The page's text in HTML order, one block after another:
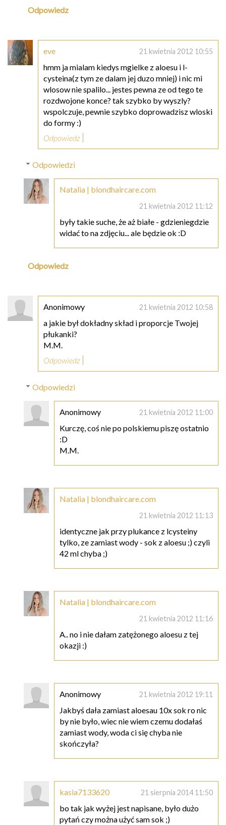
Odpowiedz
eve 21 kwietnia 2012 10:55
hmm ja mialam kiedys mgielke z aloesu i l-
cysteina(z tym ze dalam jej duzo mniej) i nic mi
wlosow nie spalilo... jestes pewna ze od tego te
rozdwojone konce? tak szybko by wyszly?
wspolczuje, pewnie szybko doprowadzisz wloski
do formy :)
Odpowiedz
Odpowiedzi
Natalia | blondhaircare.com
21 kwietnia 2012 11:12
były takie suche, że aż białe - gdzieniegdzie
widać to na zdjęciu... ale będzie ok :D
Odpowiedz
Anonimowy 21 kwietnia 2012 10:58
a jakie był dokładny skład i proporcje Twojej
płukanki?
M.M.
Odpowiedz
Odpowiedzi
Anonimowy 21 kwietnia 2012 11:00
Kurczę, coś nie po polskiemu piszę ostatnio
:D
M.M.
Natalia | blondhaircare.com
21 kwietnia 2012 11:13
identyczne jak przy plukance z lcysteiny
tylko, ze zamiast wody - sok z aloesu ;) czyli
42 ml chyba ;)
Natalia | blondhaircare.com
21 kwietnia 2012 11:16
A.. no i nie dałam zatężonego aloesu z tej
okazji :)
Anonimowy 21 kwietnia 2012 19:11
Jakbyś dała zamiast aloesau 10x sok ro nic
by nie było, wiec nie wiem czemu dodałaś
zamiast wody, woda ci się chyba nie
skończyła?
kasia7133620 21 sierpnia 2014 11:50
bo tak jak wyżej jest napisane, było dużo
pytań czy można użyć sam sok ;)